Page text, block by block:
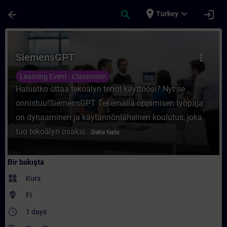
arrow_back search place Turkey expand_more login
Kurs - SiemensGPT - Training - Training
more_vert
SiemensGPT
Learning Event - Classroom
Haluatko ottaa tekoälyn tehot käyttöösi? Nyt se
onnistuu!SiemensGPT Tekemällä oppimisen työpaja
on dynaaminen ja käytännönläheinen koulutus, joka
tuo tekoälyn osaksi... Daha fazla
Bir bakışta
widgets Kurs
where_to_vote FI
access_time 1 days